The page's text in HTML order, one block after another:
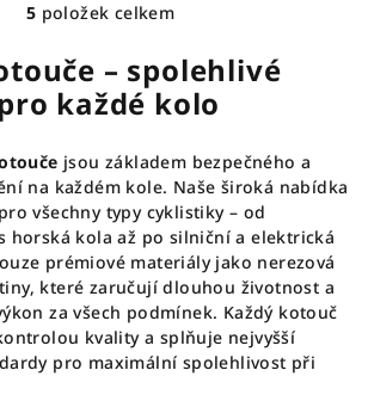
O
l
á
a
c
í
p
r
v
k
y
5 položek celkem
– spolehlivé
každé kolo
jsou základem bezpečného a
na každém kole. Naše široká nabídka
všechny typy cyklistiky – od
horská kola až po silniční a elektrická
prémiové materiály jako nerezová
které zaručují dlouhou životnost a
za všech podmínek. Každý kotouč
kvality a splňuje nejvyšší
pro maximální spolehlivost při